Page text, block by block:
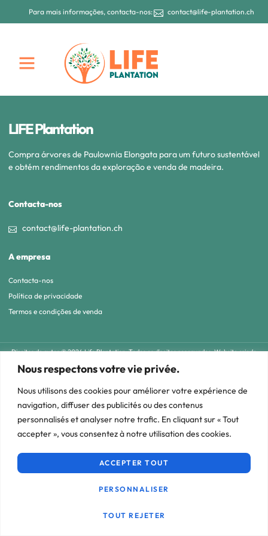
Nous respectons votre vie privée.
Nous utilisons des cookies pour améliorer votre expérience de
navigation, diffuser des publicités ou des contenus
personnalisés et analyser notre trafic. En cliquant sur « Tout
accepter », vous consentez à notre utilisation des cookies.
PERSONNALISER
TOUT REJETER
ACCEPTER TOUT
Para mais informações, contacta-nos: contact@life-plantation.ch
LIFE Plantation
Compra árvores de Paulownia Elongata para um futuro sustentável
e obtém rendimentos da exploração e venda de madeira.
Contacta-nos
contact@life-plantation.ch
A empresa
Contacta-nos
Política de privacidade
Termos e condições de venda
Direitos de autor © 2024 Life Plantation. Todos os direitos reservados. Website criado